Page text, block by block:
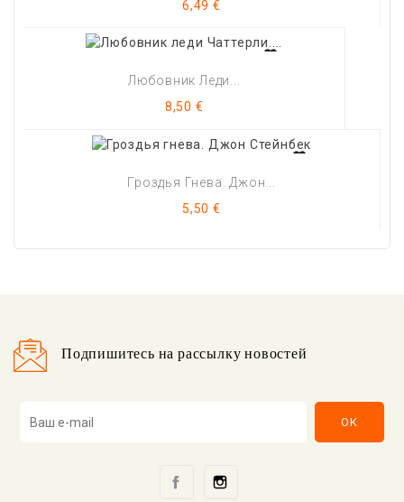
Цена
6,49 €
Любовник Леди...
Цена
8,50 €
Гроздья Гнева. Джон...
Цена
5,50 €
Подпишитесь на рассылку новостей
Facebook